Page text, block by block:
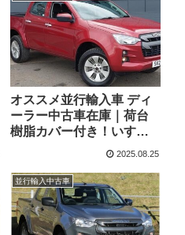
オススメ並行輸入車 ディ
ーラー中古車在庫｜荷台
樹脂カバー付き！いすゞ
D-MAX 1.9 ダブルキャブ
ル
2025.08.25
並行輸入中古車